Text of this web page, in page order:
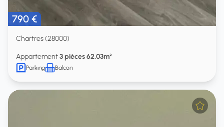
790 €
Chartres (28000)
Appartement3 pièces 62.03m²
Parking Balcon